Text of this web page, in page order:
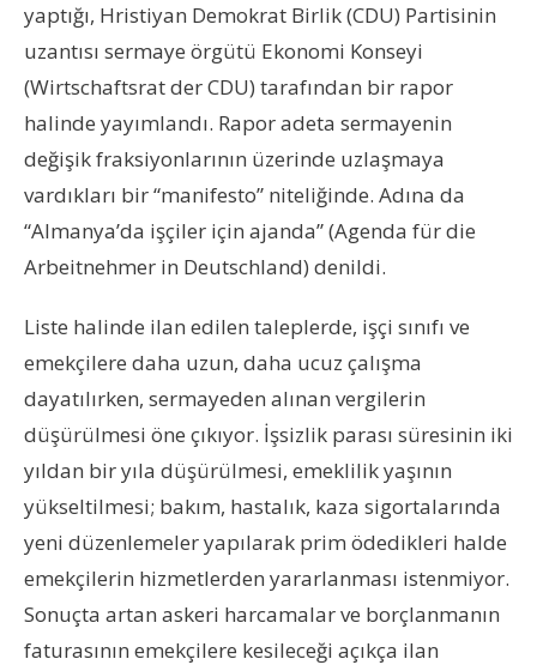
yaptığı, Hristiyan Demokrat Birlik (CDU) Partisinin
uzantısı sermaye örgütü Ekonomi Konseyi
(Wirtschaftsrat der CDU) tarafından bir rapor
halinde yayımlandı. Rapor adeta sermayenin
değişik fraksiyonlarının üzerinde uzlaşmaya
vardıkları bir “manifesto” niteliğinde. Adına da
“Almanya’da işçiler için ajanda” (Agenda für die
Arbeitnehmer in Deutschland) denildi.
Liste halinde ilan edilen taleplerde, işçi sınıfı ve
emekçilere daha uzun, daha ucuz çalışma
dayatılırken, sermayeden alınan vergilerin
düşürülmesi öne çıkıyor. İşsizlik parası süresinin iki
yıldan bir yıla düşürülmesi, emeklilik yaşının
yükseltilmesi; bakım, hastalık, kaza sigortalarında
yeni düzenlemeler yapılarak prim ödedikleri halde
emekçilerin hizmetlerden yararlanması istenmiyor.
Sonuçta artan askeri harcamalar ve borçlanmanın
faturasının emekçilere kesileceği açıkça ilan